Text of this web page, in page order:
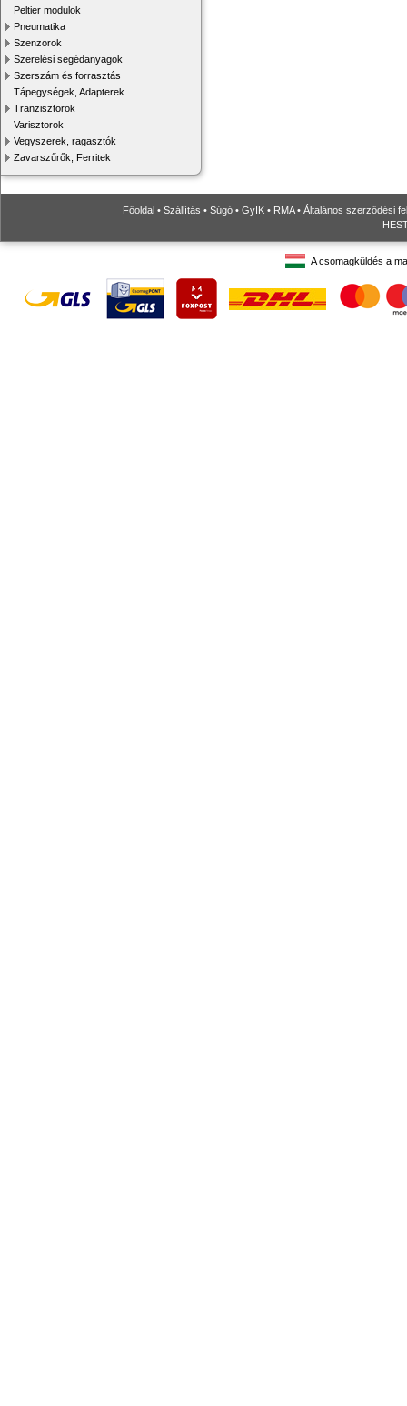
Peltier modulok
Pneumatika
Szenzorok
Szerelési segédanyagok
Szerszám és forrasztás
Tápegységek, Adapterek
Tranzisztorok
Varisztorok
Vegyszerek, ragasztók
Zavarszűrők, Ferritek
Főoldal • Szállítás • Súgó • GyIK • RMA• Általános szerződési
A csomagküldés a